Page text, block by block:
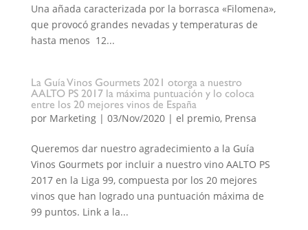
Una añada caracterizada por la borrasca «Filomena»,
que provocó grandes nevadas y temperaturas de
hasta menos 12...
La Guía Vinos Gourmets 2021 otorga a nuestro
AALTO PS 2017 la máxima puntuación y lo coloca
entre los 20 mejores vinos de España
por Marketing| 03/Nov/2020| el premio, Prensa
Queremos dar nuestro agradecimiento a la Guía
Vinos Gourmets por incluir a nuestro vino AALTO PS
2017 en la Liga 99, compuesta por los 20 mejores
vinos que han logrado una puntuación máxima de
99 puntos. Link a la...